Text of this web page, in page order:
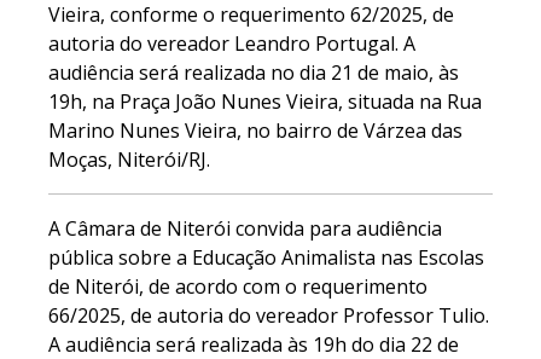
Vieira, conforme o requerimento 62/2025, de
autoria do vereador Leandro Portugal. A
audiência será realizada no dia 21 de maio, às
19h, na Praça João Nunes Vieira, situada na Rua
Marino Nunes Vieira, no bairro de Várzea das
Moças, Niterói/RJ.
A Câmara de Niterói convida para audiência
pública sobre a Educação Animalista nas Escolas
de Niterói, de acordo com o requerimento
66/2025, de autoria do vereador Professor Tulio.
A audiência será realizada às 19h do dia 22 de